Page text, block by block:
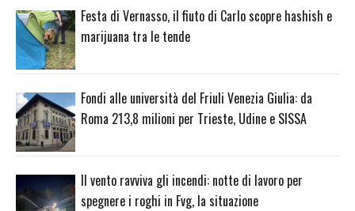
Festa di Vernasso, il fiuto di Carlo scopre hashish e
marijuana tra le tende
Fondi alle università del Friuli Venezia Giulia: da
Roma 213,8 milioni per Trieste, Udine e SISSA
Il vento ravviva gli incendi: notte di lavoro per
spegnere i roghi in Fvg, la situazione